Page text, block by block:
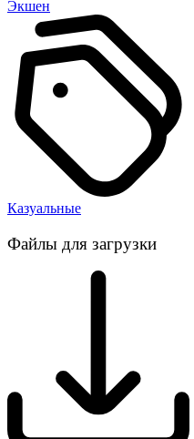
Экшен
Казуальные
Файлы для загрузки